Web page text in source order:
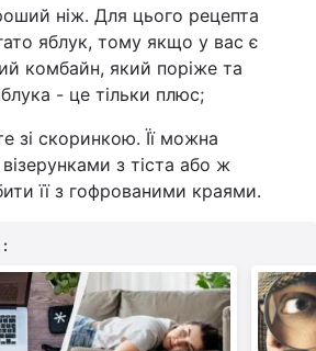
ніж. Для цього рецепта
яблук, тому якщо у вас є
комбайн, який поріже та
- це тільки плюс;
зі скоринкою. Її можна
з тіста або ж
її з гофрованими краями.